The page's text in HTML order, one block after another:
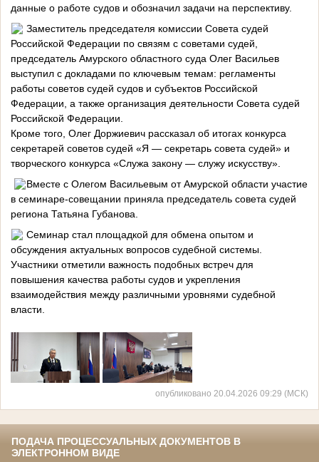
данные о работе судов и обозначил задачи на перспективу.
Заместитель председателя комиссии Совета судей
Российской Федерации по связям с советами судей,
председатель Амурского областного суда Олег Васильев
выступил с докладами по ключевым темам: регламенты
работы советов судей судов и субъектов Российской
Федерации, а также организация деятельности Совета судей
Российской Федерации.
Кроме того, Олег Доржиевич рассказал об итогах конкурса
секретарей советов судей «Я — секретарь совета судей» и
творческого конкурса «Служа закону — служу искусству».
Вместе с Олегом Васильевым от Амурской области участие
в семинаре-совещании приняла председатель совета судей
региона Татьяна Губанова.
Семинар стал площадкой для обмена опытом и
обсуждения актуальных вопросов судебной системы.
Участники отметили важность подобных встреч для
повышения качества работы судов и укрепления
взаимодействия между различными уровнями судебной
власти.
опубликовано 20.04.2026 09:29 (МСК)
ПОДАЧА ПРОЦЕССУАЛЬНЫХ ДОКУМЕНТОВ В
ЭЛЕКТРОННОМ ВИДЕ